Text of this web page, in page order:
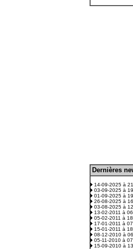
Dernières
14-09-2025 à
03-09-2025 à
01-09-2025 à
26-08-2025 à
03-08-2025 à
13-02-2011 à
05-02-2011 à
17-01-2011 à
15-01-2011 à
08-12-2010 à
05-11-2010 à
15-09-2010 à